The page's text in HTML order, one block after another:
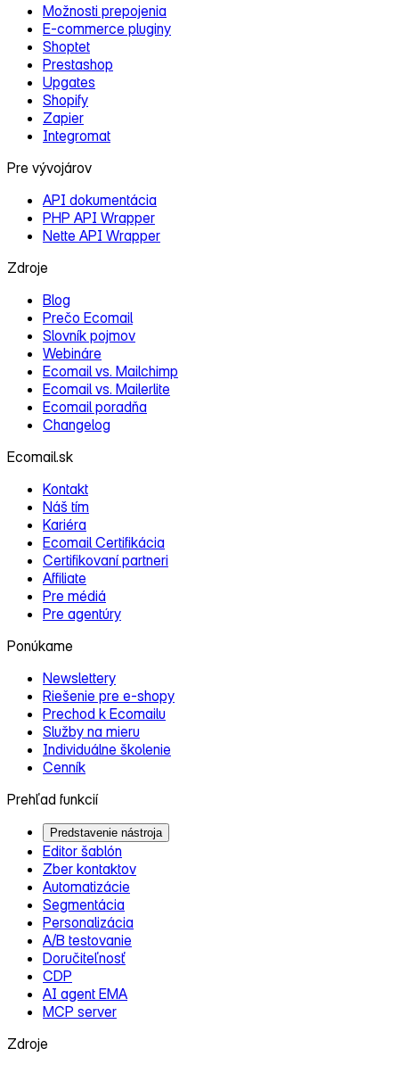
Možnosti prepojenia
E‑commerce pluginy
Shoptet
Prestashop
Upgates
Shopify
Zapier
Integromat
Pre vývojárov
API dokumentácia
PHP API Wrapper
Nette API Wrapper
Zdroje
Blog
Prečo Ecomail
Slovník pojmov
Webináre
Ecomail vs. Mailchimp
Ecomail vs. Mailerlite
Ecomail poradňa
Changelog
Ecomail.sk
Kontakt
Náš tím
Kariéra
Ecomail Certifikácia
Certifikovaní partneri
Affiliate
Pre médiá
Pre agentúry
Ponúkame
Newslettery
Riešenie pre e‑shopy
Prechod k Ecomailu
Služby na mieru
Individuálne školenie
Cenník
Prehľad funkcií
Predstavenie nástroja
Editor šablón
Zber kontaktov
Automatizácie
Segmentácia
Personalizácia
A/B testovanie
Doručiteľnosť
CDP
AI agent EMA
MCP server
Zdroje